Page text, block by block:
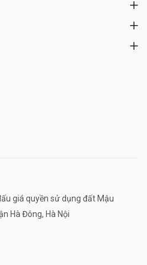
giá quyền sử dụng đất Mậu
Hà Đông, Hà Nội